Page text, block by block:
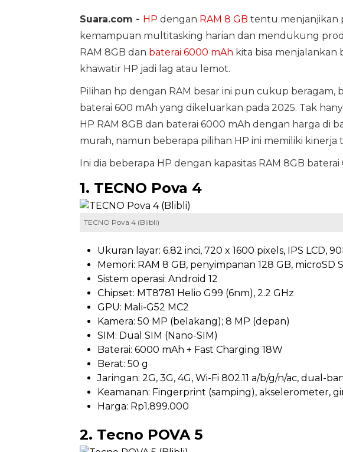
Suara.com - HP dengan RAM 8 GB tentu menjanjikan
kemampuan multitasking harian dan mendukung
RAM 8GB dan baterai 6000 mAh kita bisa menjalankan
khawatir HP jadi lag atau lemot.
Pilihan hp dengan RAM besar ini pun cukup beragam,
baterai 600 mAh yang dikeluarkan pada 2025. Tak
HP RAM 8GB dan baterai 6000 mAh dengan harga di
murah, namun beberapa pilihan HP ini memiliki
Ini dia beberapa HP dengan kapasitas RAM 8GB
1. TECNO Pova 4
TECNO Pova 4 (Blibli)
Ukuran layar: 6.82 inci, 720 x 1600 pixels, IPS LCD,
Memori: RAM 8 GB, penyimpanan 128 GB, microSD
Sistem operasi: Android 12
Chipset: MT8781 Helio G99 (6nm), 2.2 GHz
GPU: Mali-G52 MC2
Kamera: 50 MP (belakang); 8 MP (depan)
SIM: Dual SIM (Nano-SIM)
Baterai: 6000 mAh + Fast Charging 18W
Berat: 50 g
Jaringan: 2G, 3G, 4G, Wi-Fi 802.11 a/b/g/n/ac, dual-
Keamanan: Fingerprint (samping), akselerometer,
Harga: Rp1.899.000
2. Tecno POVA 5